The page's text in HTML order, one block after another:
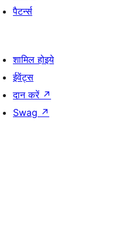
पैटर्न्स
शामिल होइये
ईवेंट्स
दान करें ↗
Swag ↗